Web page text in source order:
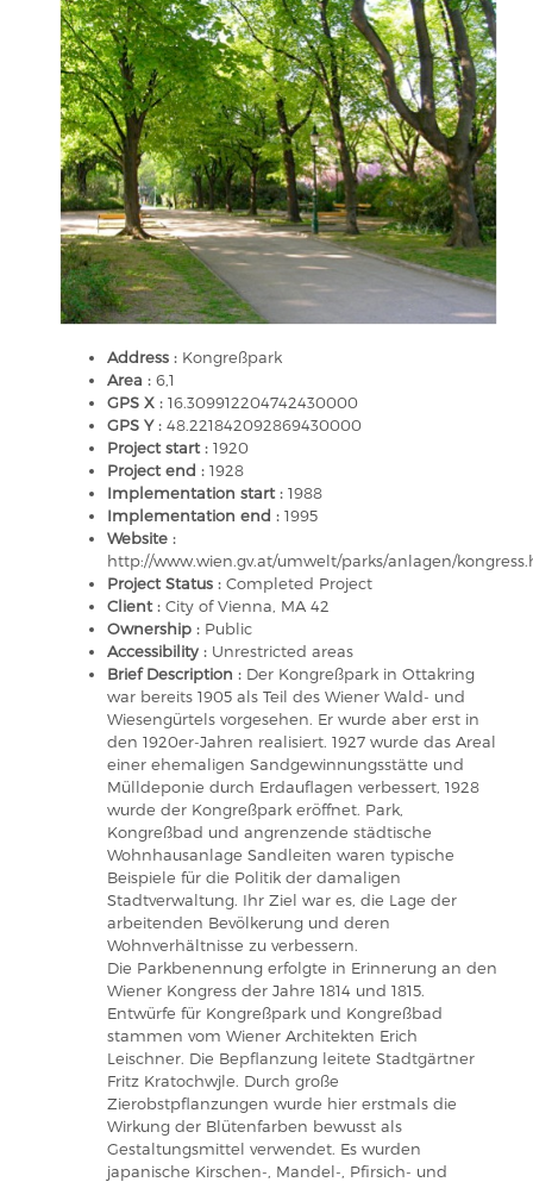
Address : Kongreßpark
Area : 6,1
GPS X : 16.309912204742430000
GPS Y : 48.221842092869430000
Project start : 1920
Project end : 1928
Implementation start : 1988
Implementation end : 1995
Website :
http://www.wien.gv.at/umwelt/parks/anlagen/
Project Status : Completed Project
Client : City of Vienna, MA 42
Ownership : Public
Accessibility : Unrestricted areas
Brief Description : Der Kongreßpark in Ottakring
war bereits 1905 als Teil des Wiener Wald- und
Wiesengürtels vorgesehen. Er wurde aber erst in
den 1920er-Jahren realisiert. 1927 wurde das Areal
einer ehemaligen Sandgewinnungsstätte und
Mülldeponie durch Erdauflagen verbessert, 1928
wurde der Kongreßpark eröffnet. Park,
Kongreßbad und angrenzende städtische
Wohnhausanlage Sandleiten waren typische
Beispiele für die Politik der damaligen
Stadtverwaltung. Ihr Ziel war es, die Lage der
arbeitenden Bevölkerung und deren
Wohnverhältnisse zu verbessern.
Die Parkbenennung erfolgte in Erinnerung an den
Wiener Kongress der Jahre 1814 und 1815.
Entwürfe für Kongreßpark und Kongreßbad
stammen vom Wiener Architekten Erich
Leischner. Die Bepflanzung leitete Stadtgärtner
Fritz Kratochwjle. Durch große
Zierobstpflanzungen wurde hier erstmals die
Wirkung der Blütenfarben bewusst als
Gestaltungsmittel verwendet. Es wurden
japanische Kirschen-, Mandel-, Pfirsich- und